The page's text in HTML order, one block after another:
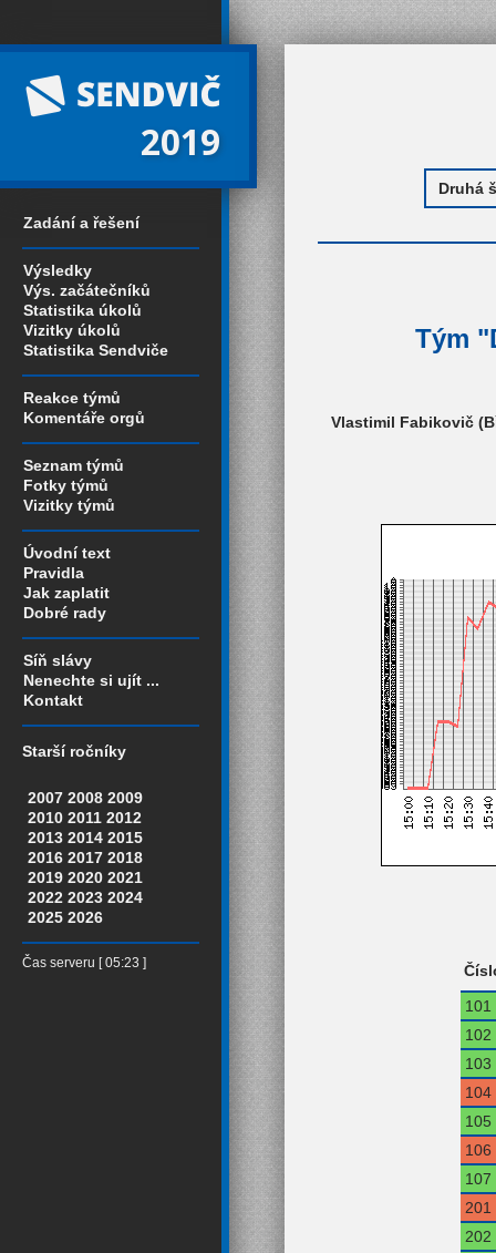
2019
Zadání a řešení
Výsledky
Výs. začátečníků
Statistika úkolů
Vizitky úkolů
Statistika Sendviče
Reakce týmů
Komentáře orgů
Seznam týmů
Fotky týmů
Vizitky týmů
Úvodní text
Pravidla
Jak zaplatit
Dobré rady
Síň slávy
Nenechte si ujít ...
Kontakt
Starší ročníky
2007 2008 2009
2010 2011 2012
2013 2014 2015
2016 2017 2018
2019 2020 2021
2022 2023 2024
2025 2026
Čas serveru [ 05:23 ]
Tým
Vlastimil Fabikovič
101
102
103
104
105
106
107
201
202